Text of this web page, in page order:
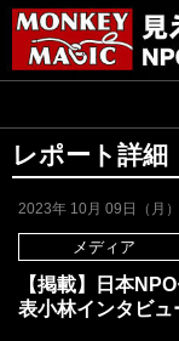
レポート詳細
2023年 10月 09日（月
メディア
【掲載】日本
表小林インタビュ